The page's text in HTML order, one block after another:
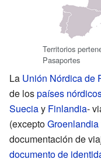
Territorios
Pasaportes
La Unión Nórdica de
de lospaíses
Sueciay Finlandia-
(exceptoGroenlandia
documentación de
documento de